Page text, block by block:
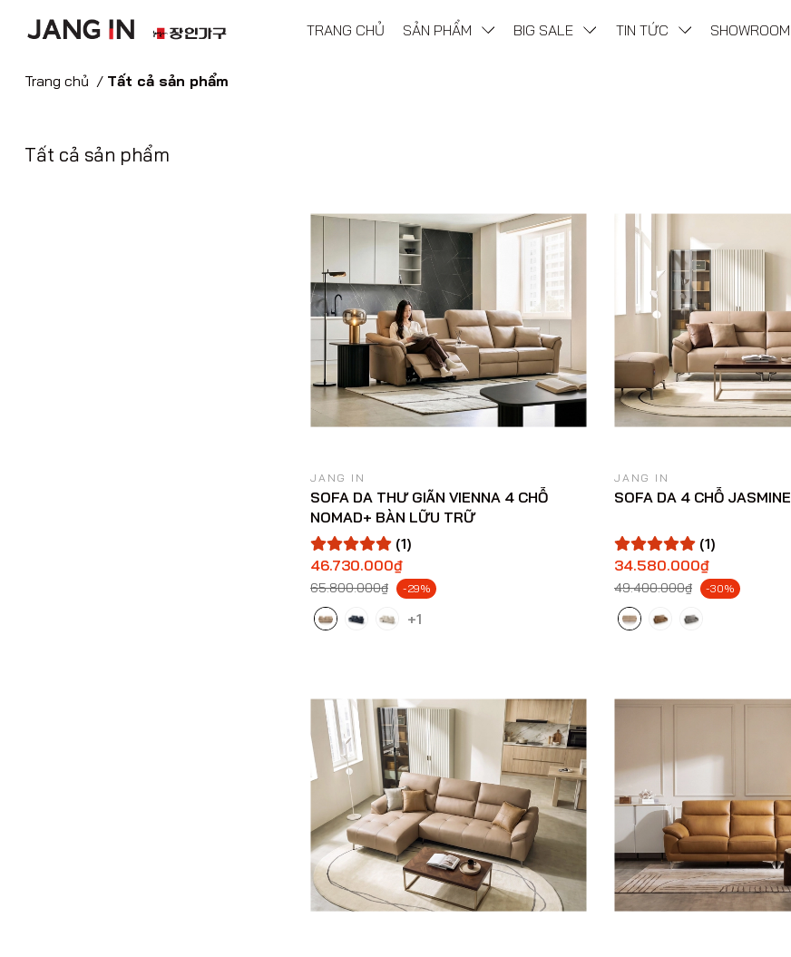
TRANG CHỦ SẢN PHẨM BIG SALE TIN TỨC SHOWROOM
Trang chủ / Tất cả sản phẩm
Tất cả sản phẩm
JANG IN
SOFA DA THƯ GIÃN VIENNA 4 CHỖ
NOMAD+ BÀN LỮU TRỮ
(1)
46.730.000₫
65.800.000₫ -29%
+1
JANG IN
SOFA DA 4 CHỖ JASMINE
(1)
34.580.000₫
49.400.000₫ -30%